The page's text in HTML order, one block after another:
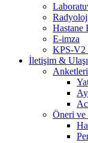
Hastane
E-imza
KPS-V2
İletişim &
Öneri ve